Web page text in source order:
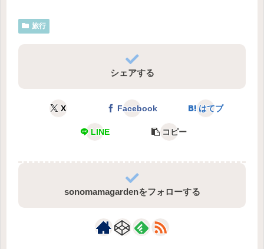
旅行
シェアする
X Facebook はてブ
LINE コピー
sonomamagardenをフォローする